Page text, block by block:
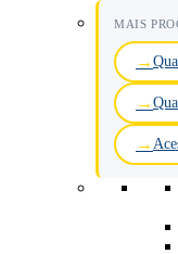
MAIS